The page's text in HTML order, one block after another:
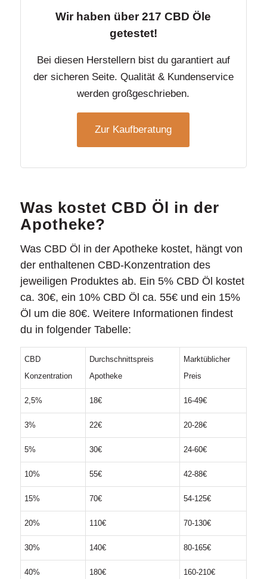
Wir haben über 217 CBD Öle
getestet!
Bei diesen Herstellern bist du garantiert auf
der sicheren Seite. Qualität & Kundenservice
werden großgeschrieben.
Zur Kaufberatung
Was kostet CBD Öl in der
Apotheke?
Was CBD Öl in der Apotheke kostet, hängt von
der enthaltenen CBD-Konzentration des
jeweiligen Produktes ab. Ein 5% CBD Öl kostet
ca. 30€, ein 10% CBD Öl ca. 55€ und ein 15%
Öl um die 80€. Weitere Informationen findest
du in folgender Tabelle:
CBD
Konzentration
Durchschnittspreis
Apotheke
Marktüblicher
Preis
2,5% 18€ 16-49€
3% 22€ 20-28€
5% 30€ 24-60€
10% 55€ 42-88€
15% 70€ 54-125€
20% 110€ 70-130€
30% 140€ 80-165€
40% 180€ 160-210€